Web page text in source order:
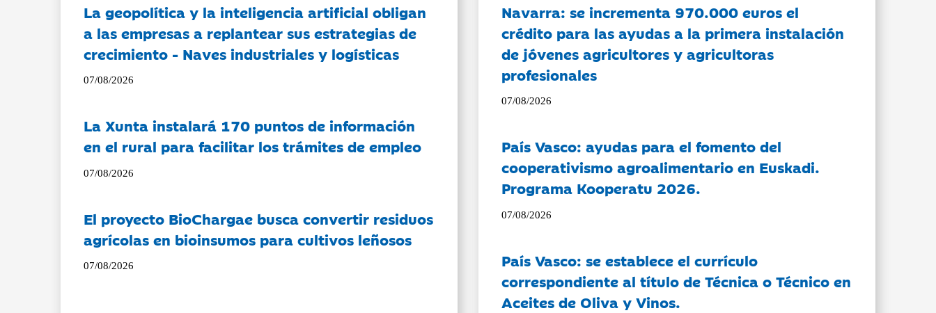
La geopolítica y la inteligencia artificial obligan
a las empresas a replantear sus estrategias de
crecimiento - Naves industriales y logísticas
07/08/2026
La Xunta instalará 170 puntos de información
en el rural para facilitar los trámites de empleo
07/08/2026
El proyecto BioChargae busca convertir residuos
agrícolas en bioinsumos para cultivos leñosos
07/08/2026
Navarra: se incrementa 970.000 euros el
crédito para las ayudas a la primera instalación
de jóvenes agricultores y agricultoras
profesionales
07/08/2026
País Vasco: ayudas para el fomento del
cooperativismo agroalimentario en Euskadi.
Programa Kooperatu 2026.
07/08/2026
País Vasco: se establece el currículo
correspondiente al título de Técnica o Técnico en
Aceites de Oliva y Vinos.